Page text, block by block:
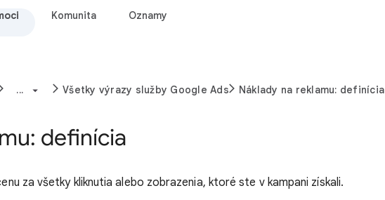
Komunita Oznamy
... Všetky výrazy služby Google Ads Náklady na reklamu: definícia
definícia
za všetky kliknutia alebo zobrazenia, ktoré ste v kampani získali.